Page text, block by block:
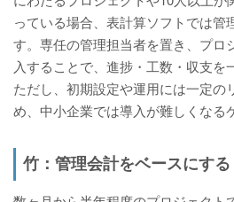
っている場合、表計算ソフトでは管
す。専任の管理担当者を置き、プロ
入することで、進捗・工数・収支を
ただし、初期設定や運用には一定の
め、中小企業では導入が難しくなる
竹：管理会計をベースにする